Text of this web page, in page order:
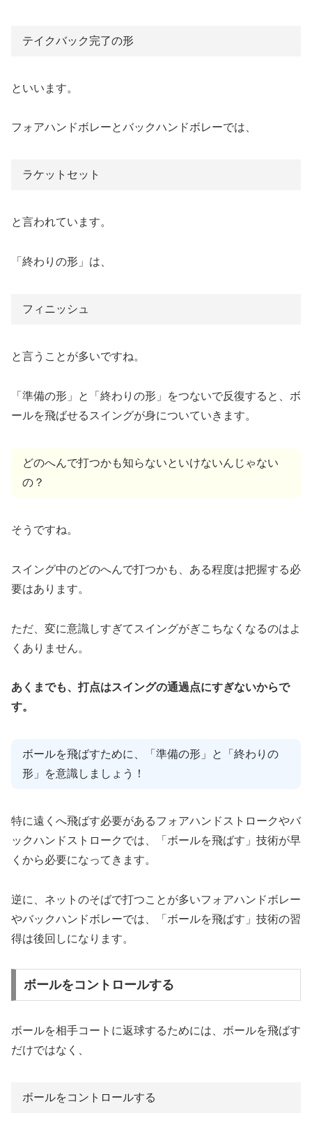
テイクバック完了の形
といいます。
フォアハンドボレーとバックハンドボレーでは、
ラケットセット
と言われています。
「終わりの形」は、
フィニッシュ
と言うことが多いですね。
「準備の形」と「終わりの形」をつないで反復すると、ボ
ールを飛ばせるスイングが身についていきます。
どのへんで打つかも知らないといけないんじゃない
の？
そうですね。
スイング中のどのへんで打つかも、ある程度は把握する必
要はあります。
ただ、変に意識しすぎてスイングがぎこちなくなるのはよ
くありません。
あくまでも、打点はスイングの通過点にすぎないからで
す。
ボールを飛ばすために、「準備の形」と「終わりの
形」を意識しましょう！
特に遠くへ飛ばす必要があるフォアハンドストロークやバ
ックハンドストロークでは、「ボールを飛ばす」技術が早
くから必要になってきます。
逆に、ネットのそばで打つことが多いフォアハンドボレー
やバックハンドボレーでは、「ボールを飛ばす」技術の習
得は後回しになります。
ボールをコントロールする
ボールを相手コートに返球するためには、ボールを飛ばす
だけではなく、
ボールをコントロールする